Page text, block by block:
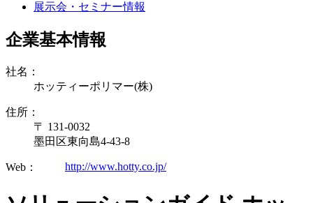
展示会・セミナー情報
企業基本情報
社名：
ホッティーポリマー(株)
住所：
〒 131-0032
墨田区東向島4-43-8
Web： http://www.hotty.co.jp/